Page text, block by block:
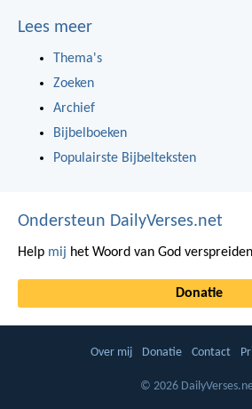
Lees meer
Thema's
Zoeken
Archief
Bijbelboeken
Populairste Bijbelteksten
Ondersteun DailyVerses.net
Help mij het Woord van God
Donatie
Over mij Donatie Contact
© 2026